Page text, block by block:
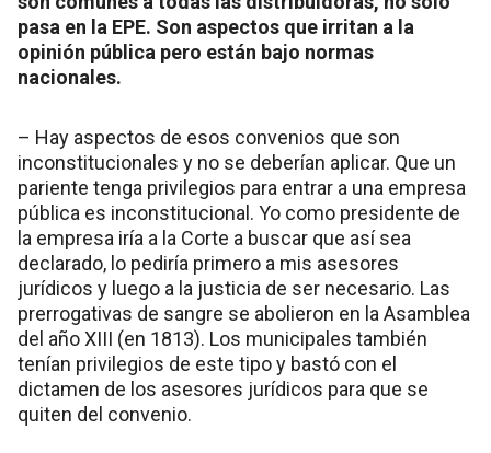
pasa en la EPE. Son aspectos que irritan a la
opinión pública pero están bajo normas
nacionales.
– Hay aspectos de esos convenios que son
inconstitucionales y no se deberían aplicar. Que un
pariente tenga privilegios para entrar a una empresa
pública es inconstitucional. Yo como presidente de
la empresa iría a la Corte a buscar que así sea
declarado, lo pediría primero a mis asesores
jurídicos y luego a la justicia de ser necesario. Las
prerrogativas de sangre se abolieron en la Asamblea
del año XIII (en 1813). Los municipales también
tenían privilegios de este tipo y bastó con el
dictamen de los asesores jurídicos para que se
quiten del convenio.